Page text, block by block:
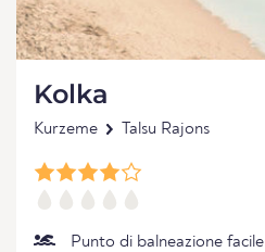
Kolka
Kurzeme Talsu Rajons
Punto di balneazione facile